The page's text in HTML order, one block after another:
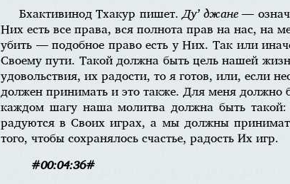
Бхактивинод Тхакур пишет.Ду’ джане—
Них есть все права, вся полнота прав на нас, на
убить — подобное право есть у Них. Так или
Своему пути. Такой должна быть цель нашей
удовольствия, их радости, то я готов, или, если
должен принимать и это также. Для меня
каждом шагу наша молитва должна быть такой:
радуются в Своих играх, а мы должны
того, чтобы сохранялось счастье, радость Их игр.
#00:04:36#